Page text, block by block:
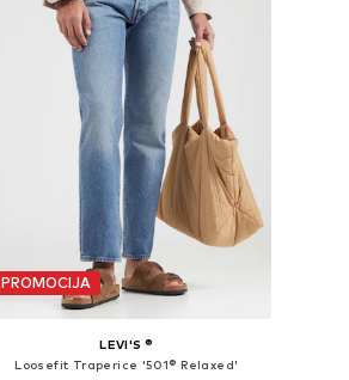
PROMOCIJA
LEVI'S ®
Loosefit Traperice '501® Relaxed'